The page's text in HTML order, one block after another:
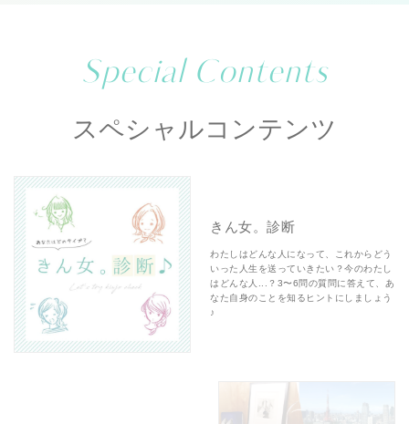
Special Contents
スペシャルコンテンツ
きん女。診断
わたしはどんな人になって、これからどう
いった人生を送っていきたい？今のわたし
はどんな人...？3〜6問の質問に答えて、あ
なた自身のことを知るヒントにしましょう
♪